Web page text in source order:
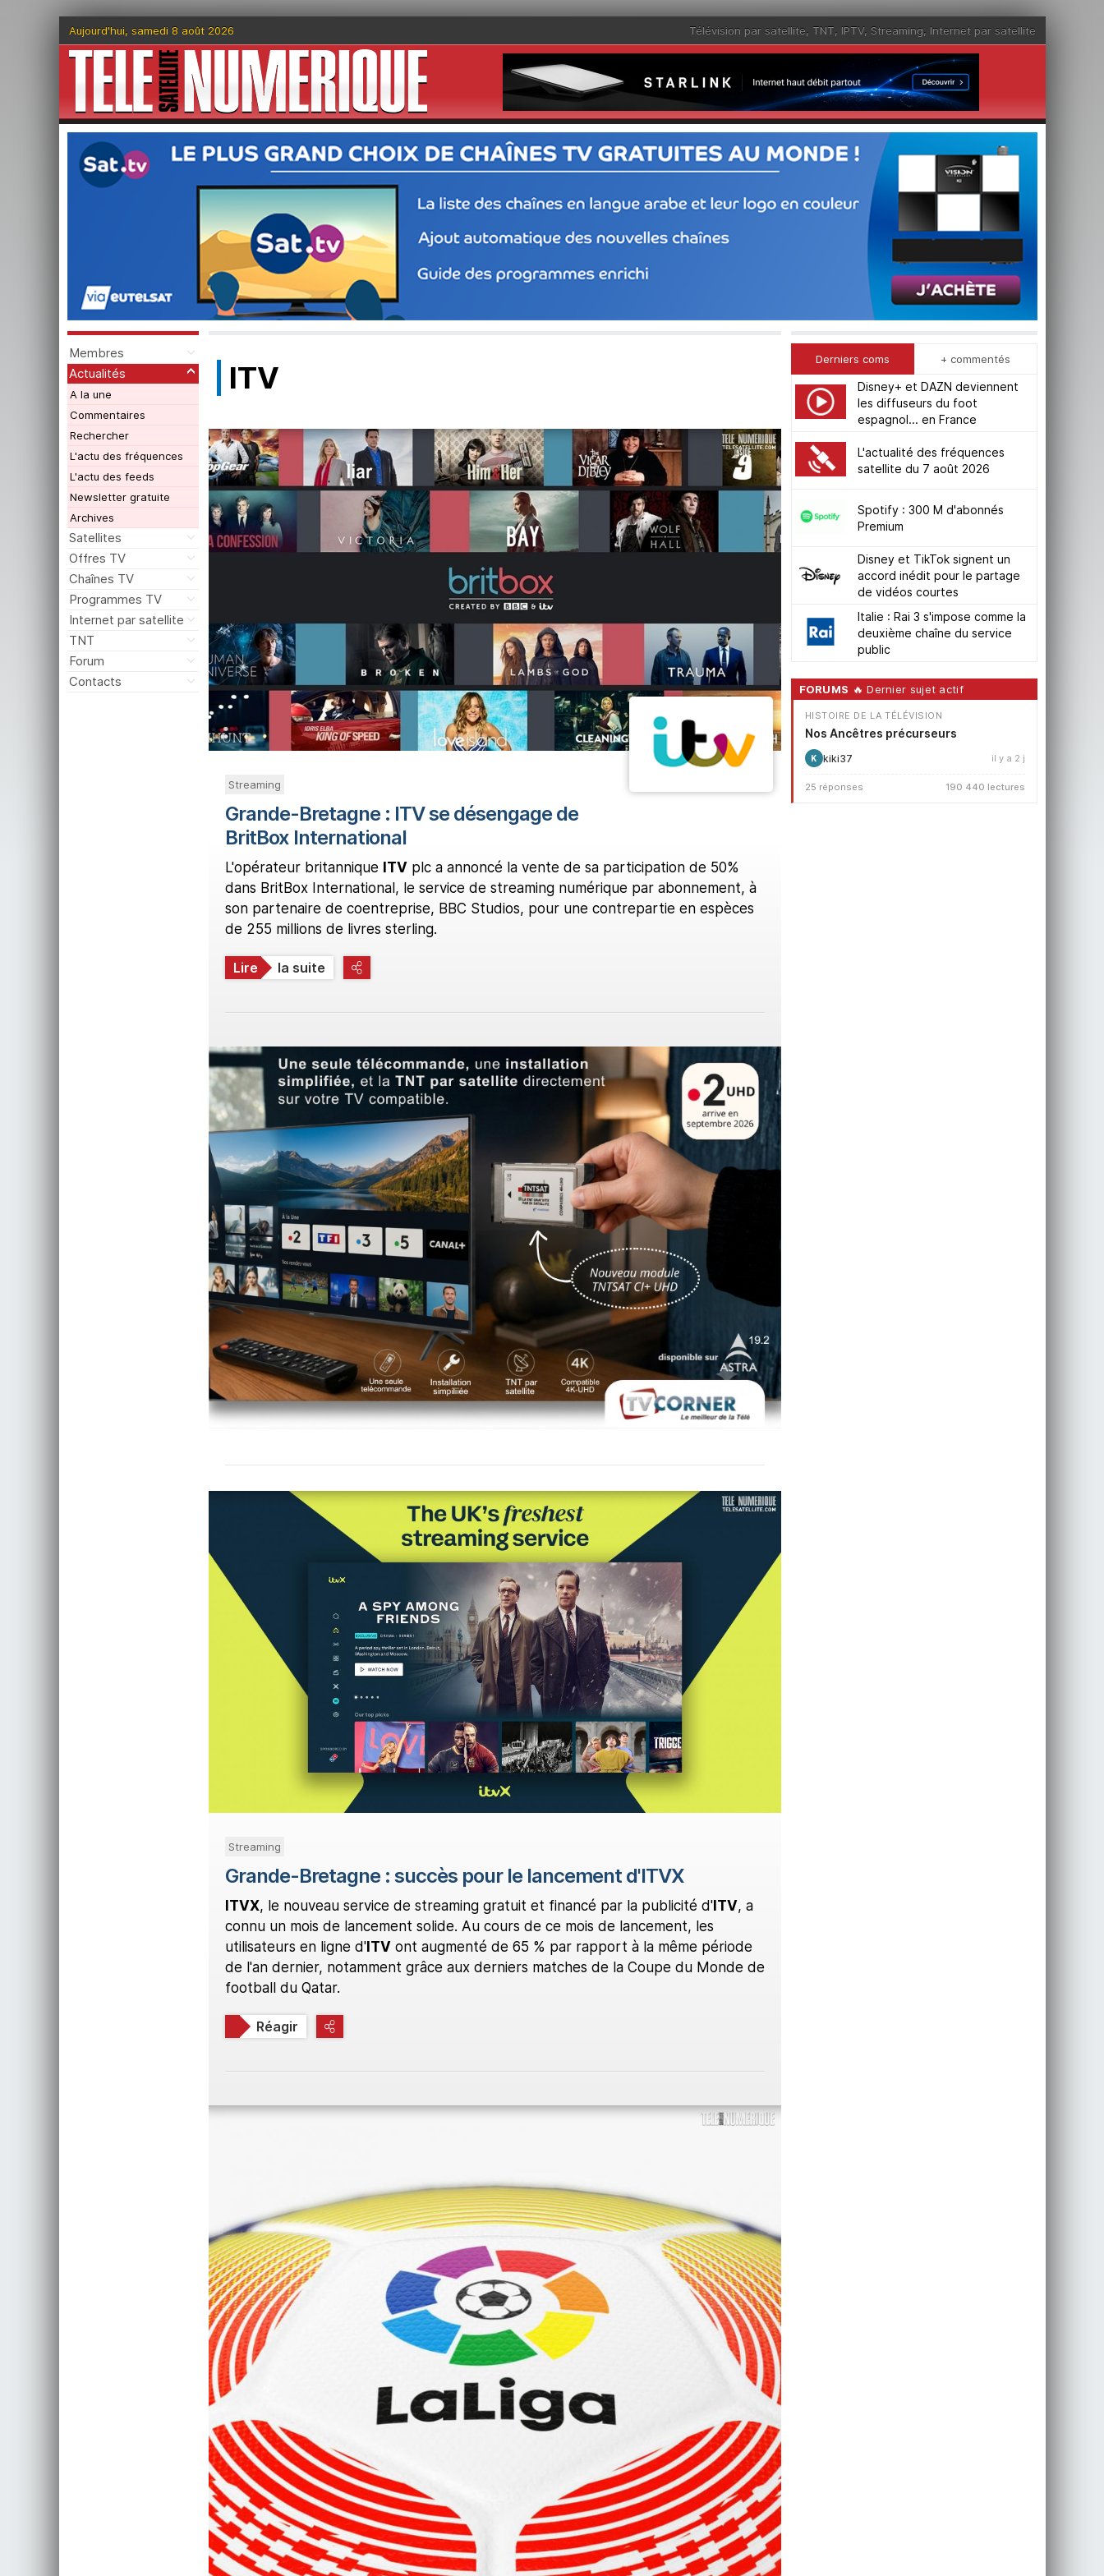
Aujourd'hui, samedi 8 août 2026 Télévision par satellite, TNT, IPTV, Streaming, Internet par satellite
Membres
Actualités
A la une
Commentaires
Rechercher
L'actu des fréquences
L'actu des feeds
Newsletter gratuite
Archives
Satellites
Offres TV
Chaînes TV
Programmes TV
Internet par satellite
TNT
Forum
Contacts
ITV
Streaming
Grande-Bretagne : ITV se désengage de
BritBox International
L'opérateur britannique ITVplc a annoncé la vente de sa participation de 50%
dans BritBox International, le service de streaming numérique par abonnement, à
son partenaire de coentreprise, BBC Studios, pour une contrepartie en espèces
de 255 millions de livres sterling.
Lire la suite
Streaming
Grande-Bretagne : succès pour le lancement d'ITVX
ITVX, le nouveau service de streaming gratuit et financé par la publicité d'ITV, a
connu un mois de lancement solide. Au cours de ce mois de lancement, les
utilisateurs en ligne d'ITVont augmenté de 65 % par rapport à la même période
de l'an dernier, notamment grâce aux derniers matches de la Coupe du Monde de
football du Qatar.
Réagir
Derniers coms + commentés
Disney+ et DAZN deviennent
les diffuseurs du foot
espagnol... en France
L'actualité des fréquences
satellite du 7 août 2026
Spotify : 300 M d'abonnés
Premium
Disney et TikTok signent un
accord inédit pour le partage
de vidéos courtes
Italie : Rai 3 s'impose comme la
deuxième chaîne du service
public
FORUMS 🔥 Dernier sujet actif
HISTOIRE DE LA TÉLÉVISION
Nos Ancêtres précurseurs
K kiki37 il y a 2 j
25 réponses 190 440 lectures